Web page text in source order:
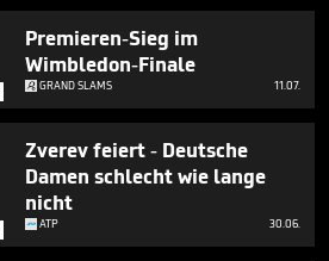
Premieren-Sieg im
Wimbledon-Finale
GRAND SLAMS 11.07.
Zverev feiert - Deutsche
Damen schlecht wie lange
nicht
ATP 30.06.